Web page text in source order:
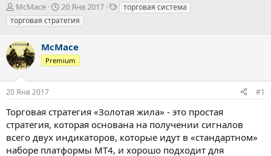
А
в
т
о
р
т
е
м
ы
McMace
Д
а
т
н
а
а
20 Янв 2017
Тторговая система
торговая стратегия
McMace
Premium
20 Янв 2017 #1
Торговая стратегия «Золотая жила» - это простая
стратегия, которая основана на получении сигналов
всего двух индикаторов, которые идут в «стандартном»
наборе платформы MT4, и хорошо подходит для